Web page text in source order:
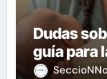
Dudas
guía para